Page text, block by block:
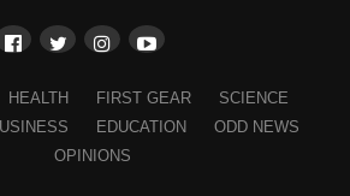
HEALTH FIRST GEAR
SCIENCE
EDUCATION
ODD NEWS
OPINIONS